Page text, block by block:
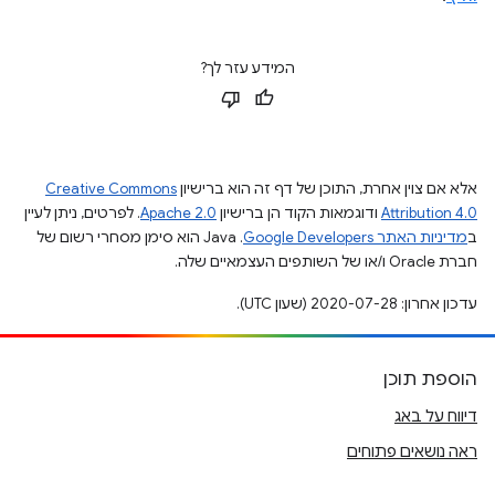
המידע עזר לך?
אלא אם צוין אחרת, התוכן של דף זה הוא ברישיוןCreative Commons
Attribution 4.0 ודוגמאות הקוד הן ברישיון Apache 2.0. לפרטים, ניתן לעיין
במדיניות האתר Google Developers‏
.‏ Java הוא סימן מסחרי רשום של
חברת Oracle ו/או של השותפים העצמאיים שלה.
עדכון אחרון: 2020-07-28 (שעון UTC).
הוספת תוכן
דיווח על באג
ראה נושאים פתוחים